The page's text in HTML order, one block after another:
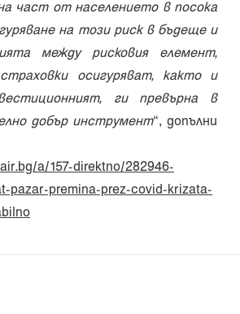
част от населението в посока
на този риск в бъдеще и
между рисковия елемент,
осигуряват, както и
ги превърна в
добър инструмент“, допълни
a/157-direktno/282946-
pazar-premina-prez-covid-krizata-